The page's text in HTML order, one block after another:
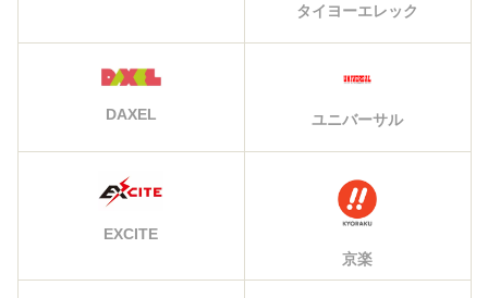
タイヨーエレック
DAXEL ユニバーサル
EXCITE
京楽